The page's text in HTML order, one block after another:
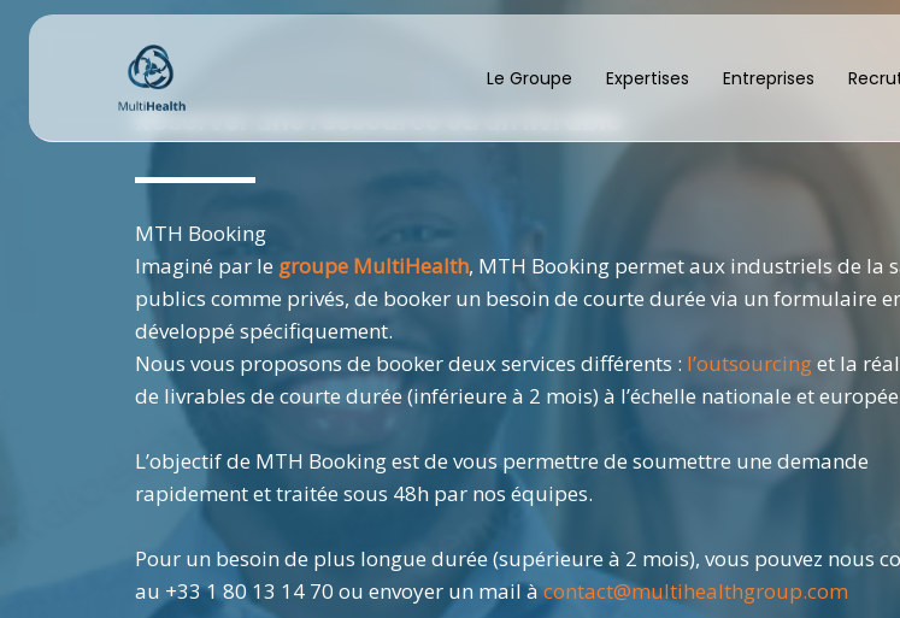
Aller
Le Groupe Expertises Entreprises
Réserver une ressource ou un livrable
MTH Booking
Imaginé par le groupe MultiHealth, MTH Booking permet aux industriels de la
publics comme privés, de booker un besoin de courte durée via un formulaire
développé spécifiquement.
Nous vous proposons de booker deux services différents : l’outsourcinget la
de livrables de courte durée (inférieure à 2 mois) à l’échelle nationale et
L’objectif de MTH Booking est de vous permettre de soumettre une demande
rapidement et traitée sous 48h par nos équipes.
Pour un besoin de plus longue durée (supérieure à 2 mois), vous pouvez nous
au +33 1 80 13 14 70 ou envoyer un mail à contact@multihealthgroup.com